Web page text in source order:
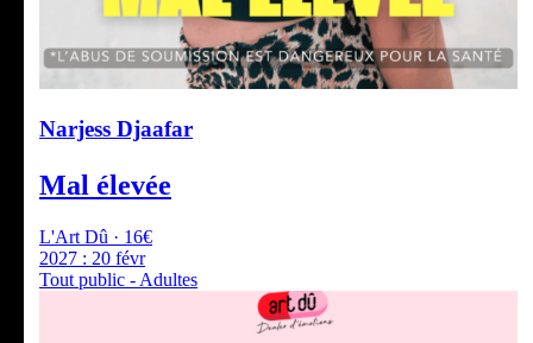
Narjess Djaafar
Mal élevée
L'Art Dû · 16€
2027 : 20 févr
Tout public - Adultes